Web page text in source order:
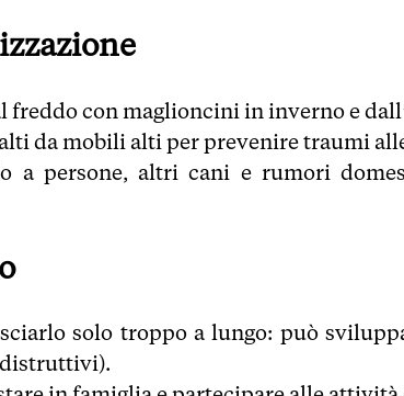
freddo con maglioncini in inverno e
da mobili alti per prevenire traumi
a persone, altri cani e rumori
solo troppo a lungo: può
distruttivi).